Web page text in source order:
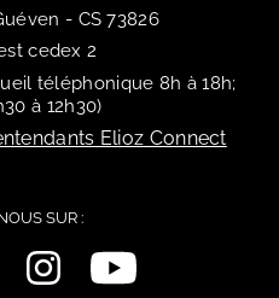
- CS 73826
cedex 2
téléphonique 8h à 18h;
à 12h30)
Elioz Connect
SUR :